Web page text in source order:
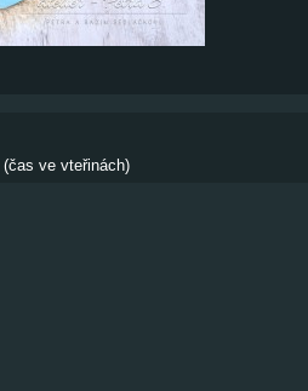
(čas ve vteřinách)